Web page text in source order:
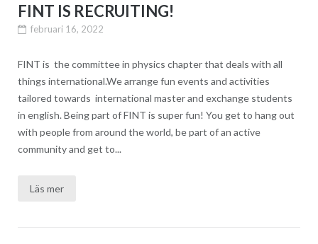
FINT IS RECRUITING!
februari 16, 2022
FINT is the committee in physics chapter that deals with all
things international.We arrange fun events and activities
tailored towards international master and exchange students
in english. Being part of FINT is super fun! You get to hang out
with people from around the world, be part of an active
community and get to...
Läs mer